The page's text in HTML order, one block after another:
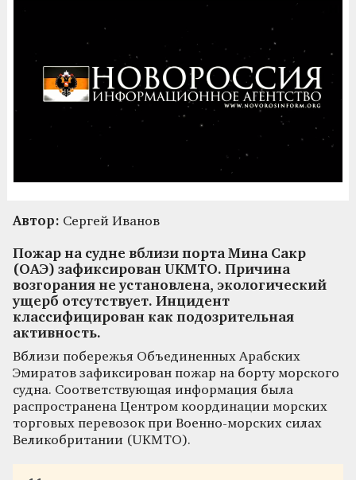
Автор: Сергей Иванов
Пожар на судне вблизи порта Мина Сакр
(ОАЭ) зафиксирован UKMTO. Причина
возгорания не установлена, экологический
ущерб отсутствует. Инцидент
классифицирован как подозрительная
активность.
Вблизи побережья Объединенных Арабских
Эмиратов зафиксирован пожар на борту морского
судна. Соответствующая информация была
распространена Центром координации морских
торговых перевозок при Военно-морских силах
Великобритании (UKMTO).